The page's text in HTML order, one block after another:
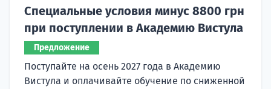
Специальные условия минус 8800 грн
при поступлении в Академию Вистула
Предложение
Поступайте на осень 2027 года в Академию
Вистула и оплачивайте обучение по сниженной